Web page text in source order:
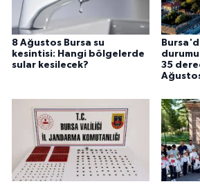
8 Ağustos Bursa su
kesintisi: Hangi bölgelerde
sular kesilecek?
durumu
35